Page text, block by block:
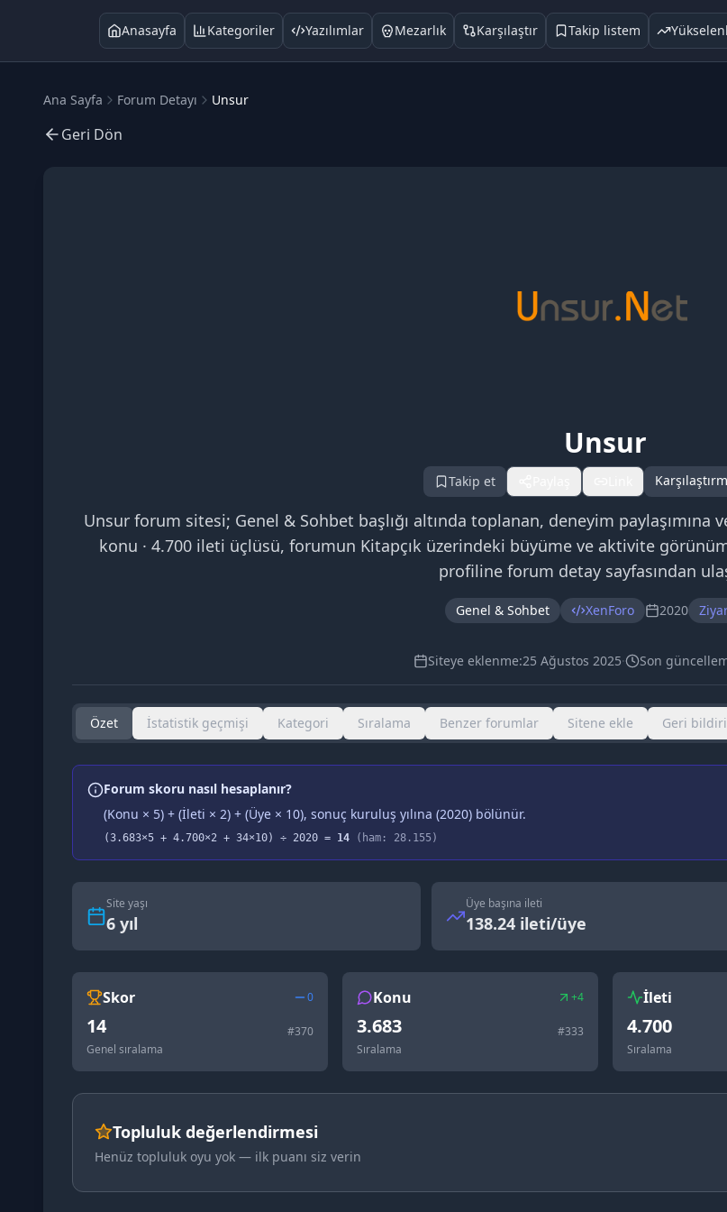
Anasayfa Kategoriler Yazılımlar Mezarlık Karşılaştır Takip listem
Ana Sayfa Forum Detayı Unsur
Geri Dön
Unsur
Takip et
Unsur forum sitesi; Genel & Sohbet başlığı altında toplanan, deneyim paylaşımına
konu · 4.700 ileti üçlüsü, forumun Kitapçık üzerindeki büyüme ve aktivite
profiline forum detay sayfasından
Genel & Sohbet XenForo 2020
Siteye eklenme:25 Ağustos 2025· Son
Özet İstatistik geçmişi Kategori Sıralama Benzer forumlar Sitene ekle Geri
Forum skoru nasıl hesaplanır?
(Konu × 5) + (İleti × 2) + (Üye × 10), sonuç kuruluş yılına (2020) bölünür.
(3.683×5 + 4.700×2 + 34×10) ÷ 2020 = 14 (ham: 28.155 )
Site yaşı
6 yıl
Üye başına ileti
138.24 ileti/üye
Skor 0
14 #370
Genel sıralama
Konu +4
3.683 #333
Sıralama
İleti
4.700
Sıralama
Topluluk değerlendirmesi
Henüz topluluk oyu yok — ilk puanı siz verin